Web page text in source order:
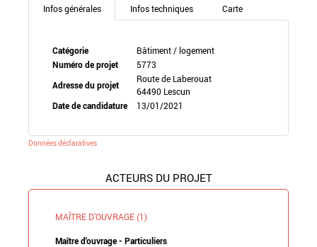
Infos générales Infos techniques Carte
Catégorie
Bâtiment / logement
Numéro de projet
5773
Adresse du projet
Route de Laberouat
64490 Lescun
Date de candidature
13/01/2021
Données déclaratives
ACTEURS DU PROJET
MAÎTRE D'OUVRAGE (1)
Maître d'ouvrage - Particuliers